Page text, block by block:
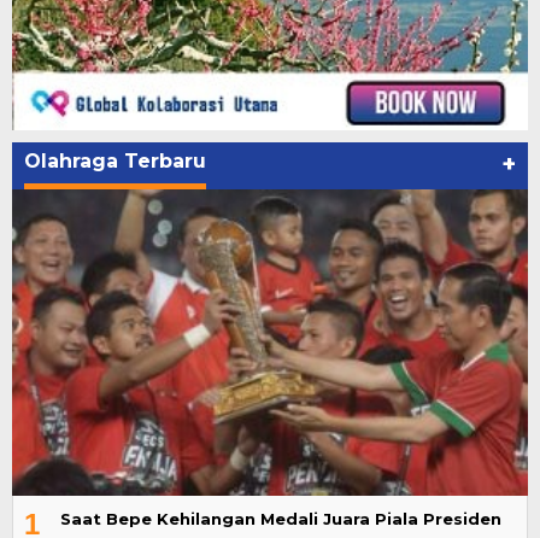
Olahraga Terbaru +
1 Saat Bepe Kehilangan Medali Juara Piala Presiden